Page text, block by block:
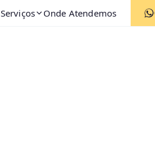
Serviços Onde Atendemos